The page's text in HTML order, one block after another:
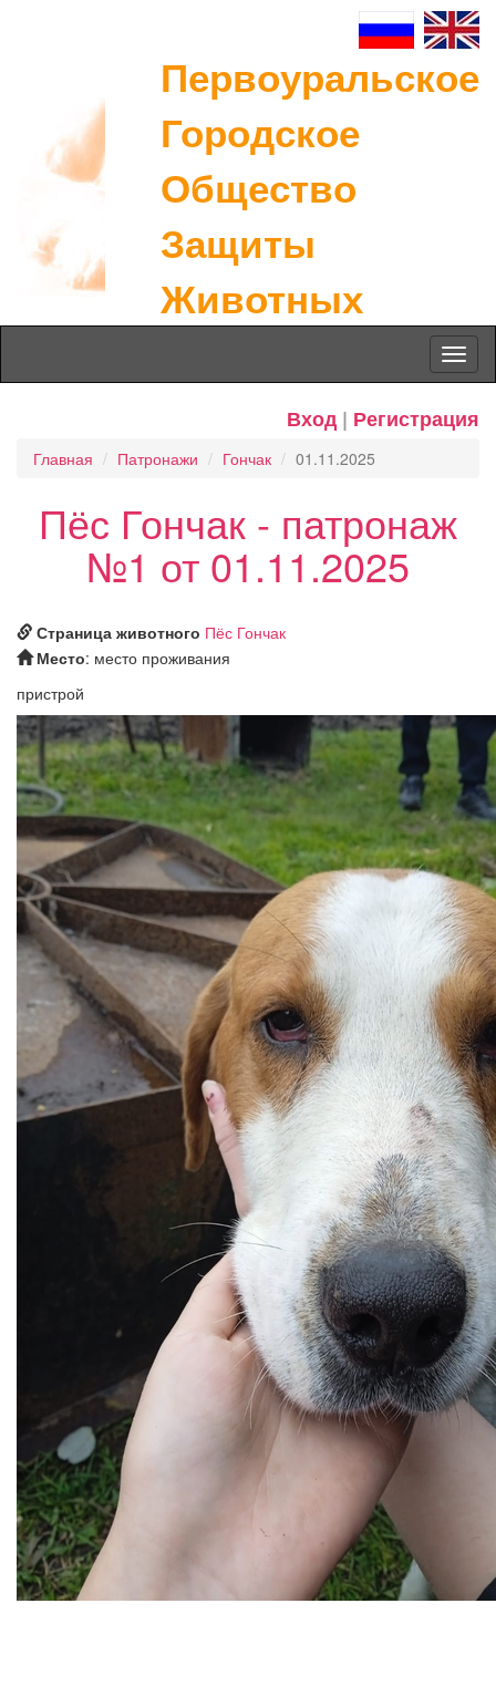
Первоуральское
Городское
Общество
Защиты
Животных
Вход | Регистрация
Главная Патронажи Гончак 01.11.2025
Пёс Гончак - патронаж
№1 от 01.11.2025
Страница животного Пёс Гончак
Место: место проживания
пристрой